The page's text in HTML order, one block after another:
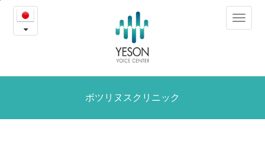
ボ
ツ
ヌ
ク
Toggle
ボツリヌスクリニック